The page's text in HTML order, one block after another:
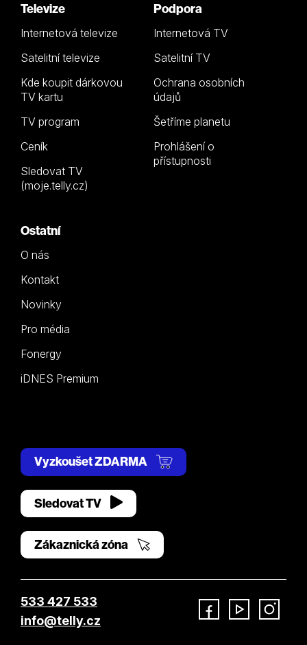
Televize
Internetová televize
Satelitní televize
Kde koupit dárkovou
TV kartu
TV program
Ceník
Sledovat TV
(moje.telly.cz)
Podpora
Internetová TV
Satelitní TV
Ochrana osobních
údajů
Šetříme planetu
Prohlášení o
přístupnosti
Ostatní
O nás
Kontakt
Novinky
Pro média
Fonergy
iDNES Premium
Vyzkoušet ZDARMA
Sledovat TV
Zákaznická zóna
533 427 533
info@telly.cz